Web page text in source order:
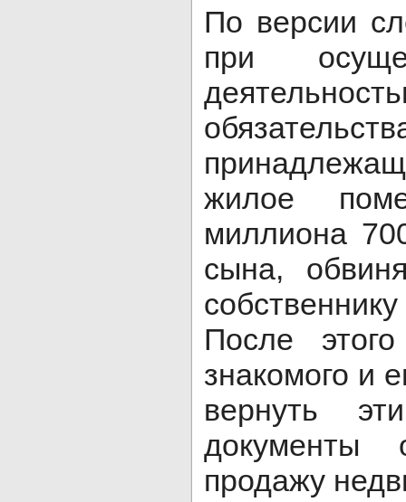
По версии
при
жилое
миллиона
сына,
После
знакомого и
вернуть
продажу